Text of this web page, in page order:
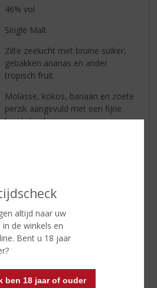
altijd naar uw
de winkels en
Bent u 18 jaar
ben 18 jaar of ouder
46% vol
Single Malt
Zilte zeelucht met bruine suiker,
gebakken ananas en ander
tropisch fruit.
Molasse, kokos, banaan en zoete
perzik aangevuld met een fijne
kruidigheid.
geplaatst voor dit product